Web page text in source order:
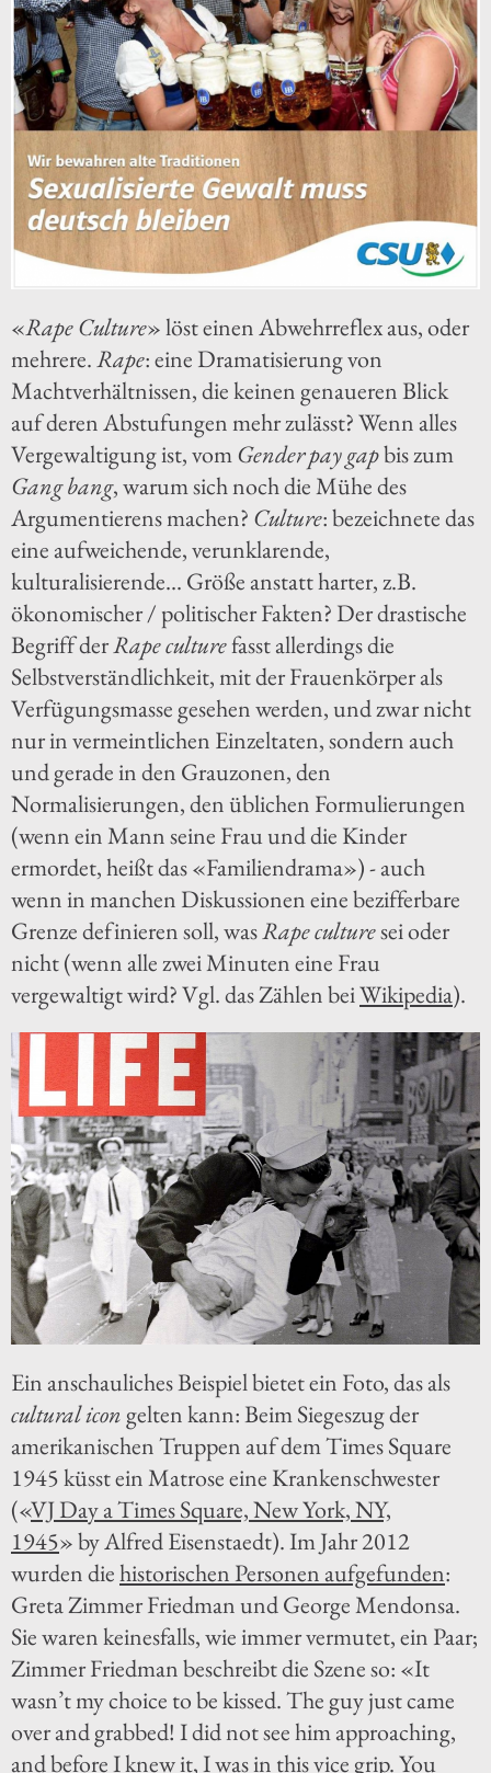
«Rape Culture» löst einen Abwehrreflex aus, oder
mehrere.Rape: eine Dramatisierung von
Machtverhältnissen, die keinen genaueren Blick
auf deren Abstufungen mehr zulässt? Wenn alles
Vergewaltigung ist, vomGender pay gapbis zum
Gang bang, warum sich noch die Mühe des
Argumentierens machen? Culture: bezeichnete das
eine aufweichende, verunklarende,
kulturalisierende... Größe anstatt harter, z.B.
ökonomischer / politischer Fakten? Der drastische
Begriff derRape culturefasst allerdings die
Selbstverständlichkeit, mit der Frauenkörper als
Verfügungsmasse gesehen werden, und zwar nicht
nur in vermeintlichen Einzeltaten, sondern auch
und gerade in den Grauzonen, den
Normalisierungen, den üblichen Formulierungen
(wenn ein Mann seine Frau und die Kinder
ermordet, heißt das «Familiendrama») - auch
wenn in manchen Diskussionen eine bezifferbare
Grenze definieren soll, wasRape culturesei oder
nicht (wenn alle zwei Minuten eine Frau
vergewaltigt wird? Vgl. das Zählen beiWikipedia).
Ein anschauliches Beispiel bietet ein Foto, das als
cultural icon gelten kann: Beim Siegeszug der
amerikanischen Truppen auf dem Times Square
1945 küsst ein Matrose eine Krankenschwester
(«VJ Day a Times Square, New York, NY,
1945» by Alfred Eisenstaedt). Im Jahr 2012
wurden diehistorischen Personen aufgefunden:
Greta Zimmer Friedman und George Mendonsa.
Sie waren keinesfalls, wie immer vermutet, ein Paar;
Zimmer Friedman beschreibt die Szene so: «It
wasn’t my choice to be kissed. The guy just came
over and grabbed! I did not see him approaching,
and before I knew it, I was in this vice grip. You